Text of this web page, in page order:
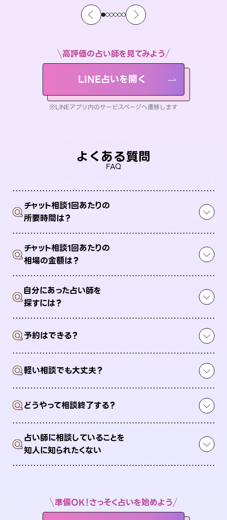
高評価の占い師を見てみよう
LINE占いを開く
※LINEアプリ内のサービスページへ遷移します
よくある質問
FAQ
Qチャット相談1回あたりの
所要時間は？
Qチャット相談1回あたりの
相場の金額は？
Q自分にあった占い師を
探すには？
Q予約はできる？
Q軽い相談でも大丈夫？
Qどうやって相談終了する？
Q占い師に相談していることを
知人に知られたくない
準備OK！さっそく占いを始めよう